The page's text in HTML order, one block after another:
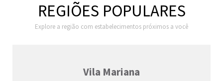
REGIÕES POPULARES
Explore a região com estabelecimentos próximos a você
Vila Mariana